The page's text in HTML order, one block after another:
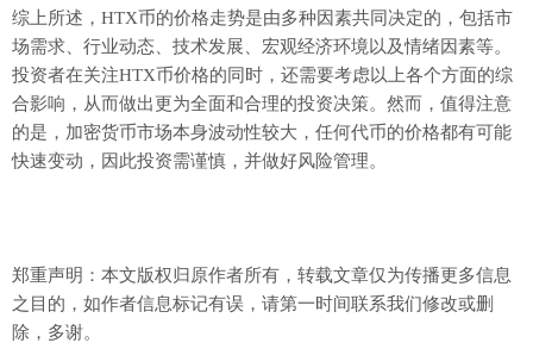
综上所述，HTX币的价格走势是由多种因素共同决定的，包括市
场需求、行业动态、技术发展、宏观经济环境以及情绪因素等。
投资者在关注HTX币价格的同时，还需要考虑以上各个方面的综
合影响，从而做出更为全面和合理的投资决策。然而，值得注意
的是，加密货币市场本身波动性较大，任何代币的价格都有可能
快速变动，因此投资需谨慎，并做好风险管理。
郑重声明：本文版权归原作者所有，转载文章仅为传播更多信息
之目的，如作者信息标记有误，请第一时间联系我们修改或删
除，多谢。